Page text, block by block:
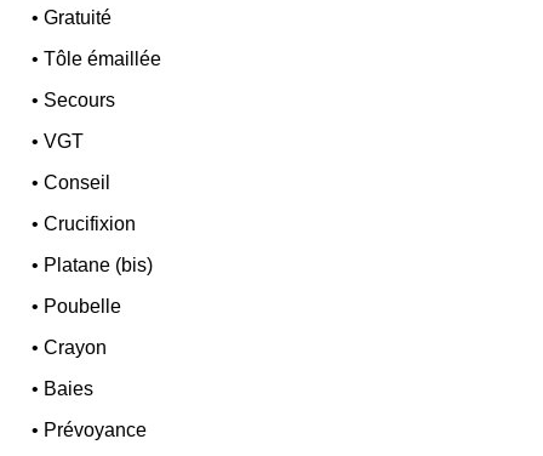
•Gratuité
•Tôle émaillée
• Secours
•VGT
•Conseil
•Crucifixion
• Platane (bis)
• Poubelle
•Crayon
• Baies
• Prévoyance